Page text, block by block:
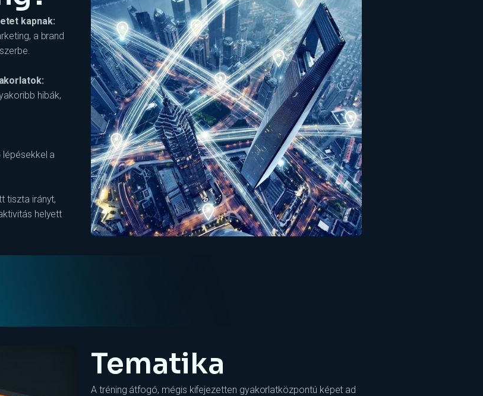
kapnak:
a brand
hibák,
a
tiszta irányt,
helyett
Tematika
A tréning átfogó, mégis kifejezetten gyakorlatközpontú képet ad